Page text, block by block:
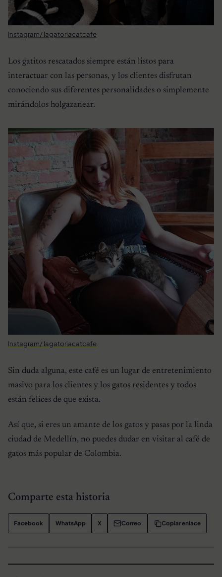
Instagram/ lagatoriacatcafe
Los gatitos rescatados siempre están listos para
interactuar con las personas, y los clientes disfrutan
conociendo sus diferentes personalidades o simplemente
mirándolos holgazanear.
Instagram/ lagatoriacatcafe
Sin duda alguna, este café es un lugar de entretenimiento
masivo para los clientes y los gatos residentes y todos
están felices de que exista.
Así que, si eres un amante de los gatos y pasas por la linda
ciudad de Medellín, no puedes dudar en visitar al café de
gatos más popular de Colombia.
Comparte esta historia
Facebook WhatsApp X Correo Copiar enlace